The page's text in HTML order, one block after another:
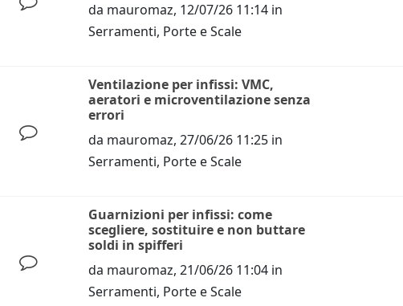
da mauromaz, 12/07/26 11:14 in
Serramenti, Porte e Scale
Ventilazione per infissi: VMC,
aeratori e microventilazione senza
errori
da mauromaz,27/06/26 11:25 in
Serramenti, Porte e Scale
Guarnizioni per infissi: come
scegliere, sostituire e non buttare
soldi in spifferi
da mauromaz,21/06/26 11:04 in
Serramenti, Porte e Scale